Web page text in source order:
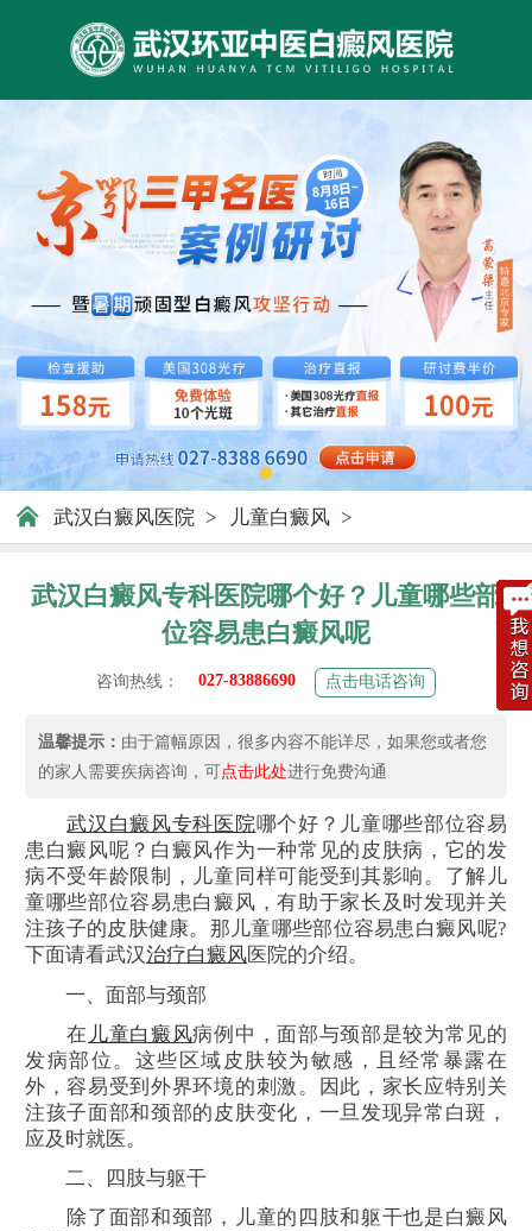
武汉白癜风医院 > 儿童白癜风 >
武汉白癜风专科医院哪个好？儿童哪些部
位容易患白癜风呢
咨询热线： 027-83886690 点击电话咨询
温馨提示： 由于篇幅原因，很多内容不能详尽，如果您或者您
的家人需要疾病咨询，可点击此处进行免费沟通
武汉白癜风专科医院哪个好？儿童哪些部位容易
患白癜风呢？白癜风作为一种常见的皮肤病，它的发
病不受年龄限制，儿童同样可能受到其影响。了解儿
童哪些部位容易患白癜风，有助于家长及时发现并关
注孩子的皮肤健康。那儿童哪些部位容易患白癜风呢?
下面请看武汉治疗白癜风医院的介绍。
一、面部与颈部
在 儿童白癜风病例中，面部与颈部是较为常见的
发病部位。这些区域皮肤较为敏感，且经常暴露在
外，容易受到外界环境的刺激。因此，家长应特别关
注孩子面部和颈部的皮肤变化，一旦发现异常白斑，
应及时就医。
二、四肢与躯干
除了面部和颈部，儿童的四肢和躯干也是白癜风